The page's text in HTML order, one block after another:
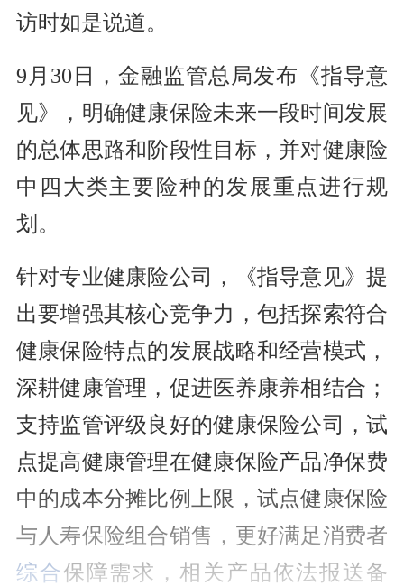
访时如是说道。
9月30日，金融监管总局发布《指导意
见》，明确健康保险未来一段时间发展
的总体思路和阶段性目标，并对健康险
中四大类主要险种的发展重点进行规
划。
针对专业健康险公司，《指导意见》提
出要增强其核心竞争力，包括探索符合
健康保险特点的发展战略和经营模式，
深耕健康管理，促进医养康养相结合；
支持监管评级良好的健康保险公司，试
点提高健康管理在健康保险产品净保费
中的成本分摊比例上限，试点健康保险
与人寿保险组合销售，更好满足消费者
综合保障需求，相关产品依法报送备